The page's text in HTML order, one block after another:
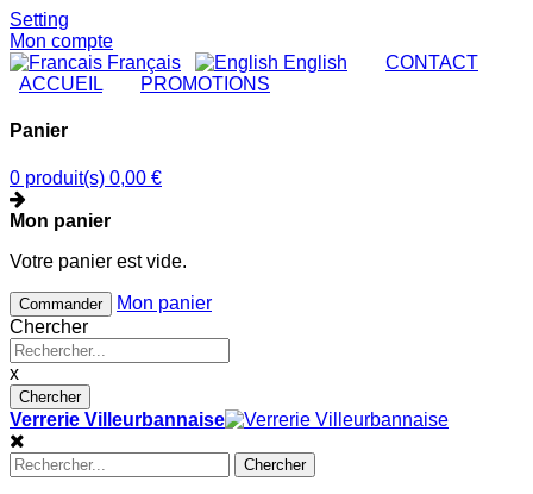
Setting
Mon compte
Français
English CONTACT
ACCUEIL
PROMOTIONS
Panier
0 produit(s) 0,00 €
Mon panier
Votre panier est vide.
Commander
Mon panier
Chercher
x
Chercher
Verrerie Villeurbannaise
Chercher